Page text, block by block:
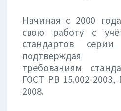
Начиная с 2000
свою работу с
стандартов
подтверждая
требованиям
ГОСТ РВ 15.002-
2008.